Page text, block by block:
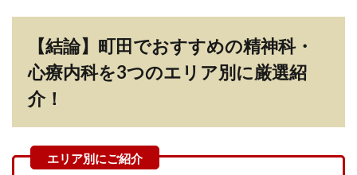
【結論】町田でおすすめの精神科・
心療内科を3つのエリア別に厳選紹
介！